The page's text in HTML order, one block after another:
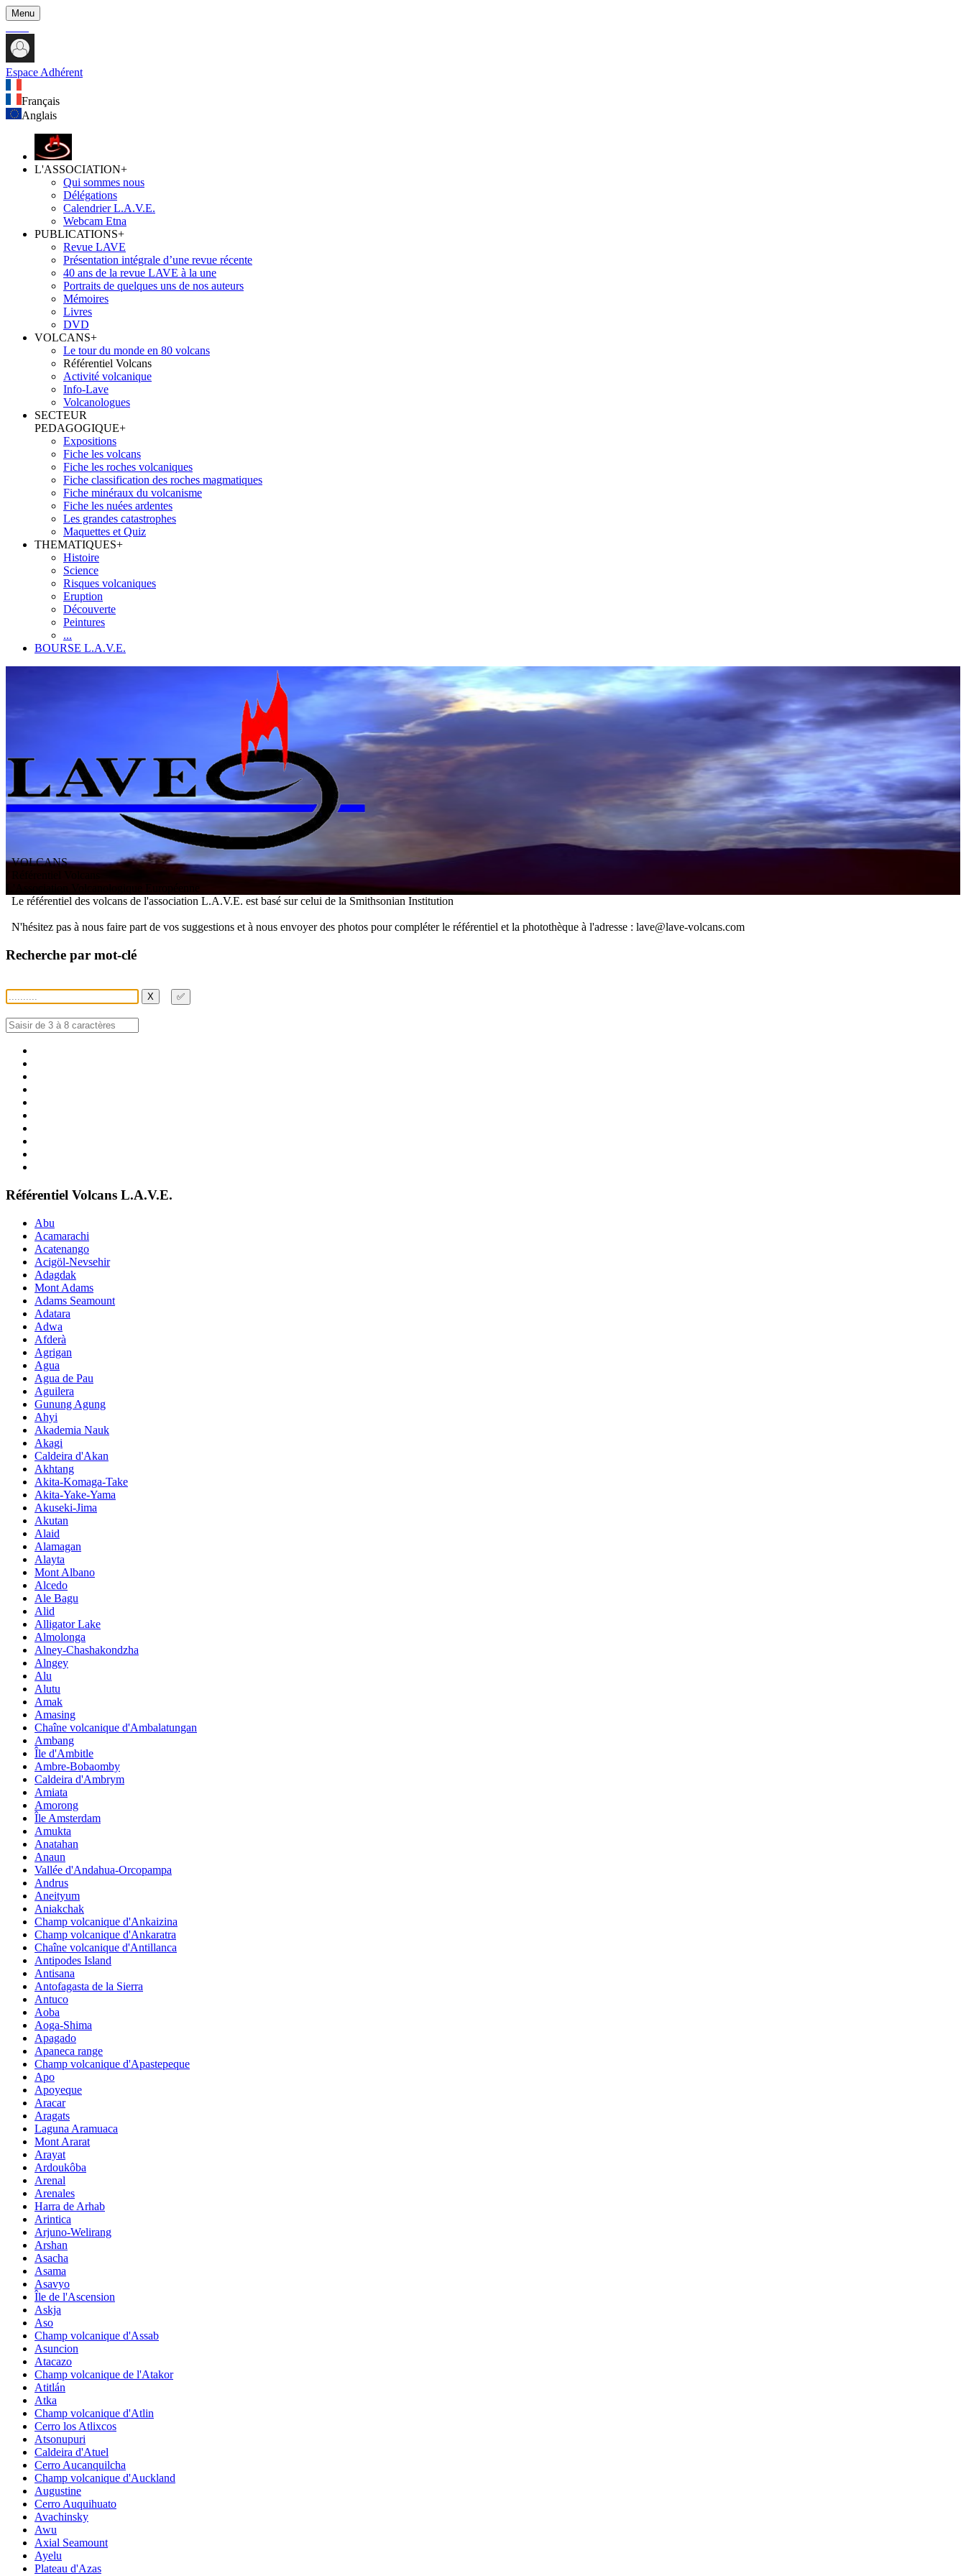
Menu
Espace Adhérent
Français
Anglais
L'ASSOCIATION+
Qui sommes nous
Délégations
Calendrier L.A.V.E.
Webcam Etna
PUBLICATIONS+
Revue LAVE
Présentation intégrale d’une revue récente
40 ans de la revue LAVE à la une
Portraits de quelques uns de nos auteurs
Mémoires
Livres
DVD
VOLCANS+
Le tour du monde en 80 volcans
Référentiel Volcans
Activité volcanique
Info-Lave
Volcanologues
SECTEUR
PEDAGOGIQUE+
Expositions
Fiche les volcans
Fiche les roches volcaniques
Fiche classification des roches magmatiques
Fiche minéraux du volcanisme
Fiche les nuées ardentes
Les grandes catastrophes
Maquettes et Quiz
THEMATIQUES+
Histoire
Science
Risques volcaniques
Eruption
Découverte
Peintures
...
BOURSE L.A.V.E.
VOLCANS
olcanologique
Le référentiel des volcans de l'association L.A.V.E. est basé sur celui de la Smithsonian Institution
N'hésitez pas à nous faire part de vos suggestions et à nous envoyer des photos pour compléter le référentiel et la photothèque à l'adresse : lave@lave-volcans.com
Recherche par mot-clé
X ✅
Référentiel Volcans L.A.V.E.
Abu
Acamarachi
Acatenango
Acigöl-Nevsehir
Adagdak
Mont Adams
Adams Seamount
Adatara
Adwa
Afderà
Agrigan
Agua
Agua de Pau
Aguilera
Gunung Agung
Ahyi
Akademia Nauk
Akagi
Caldeira d'Akan
Akhtang
Akita-Komaga-Take
Akita-Yake-Yama
Akuseki-Jima
Akutan
Alaid
Alamagan
Alayta
Mont Albano
Alcedo
Ale Bagu
Alid
Alligator Lake
Almolonga
Alney-Chashakondzha
Alngey
Alu
Alutu
Amak
Amasing
Chaîne volcanique d'Ambalatungan
Ambang
Île d'Ambitle
Ambre-Bobaomby
Caldeira d'Ambrym
Amiata
Amorong
Île Amsterdam
Amukta
Anatahan
Anaun
Vallée d'Andahua-Orcopampa
Andrus
Aneityum
Aniakchak
Champ volcanique d'Ankaizina
Champ volcanique d'Ankaratra
Chaîne volcanique d'Antillanca
Antipodes Island
Antisana
Antofagasta de la Sierra
Antuco
Aoba
Aoga-Shima
Apagado
Apaneca range
Champ volcanique d'Apastepeque
Apo
Apoyeque
Aracar
Aragats
Laguna Aramuaca
Mont Ararat
Arayat
Ardoukôba
Arenal
Arenales
Harra de Arhab
Arintica
Arjuno-Welirang
Arshan
Asacha
Asama
Asavyo
Île de l'Ascension
Askja
Aso
Champ volcanique d'Assab
Asuncion
Atacazo
Champ volcanique de l'Atakor
Atitlán
Atka
Champ volcanique d'Atlin
Cerro los Atlixcos
Atsonupuri
Caldeira d'Atuel
Cerro Aucanquilcha
Champ volcanique d'Auckland
Augustine
Cerro Auquihuato
Avachinsky
Awu
Axial Seamount
Ayelu
Plateau d'Azas